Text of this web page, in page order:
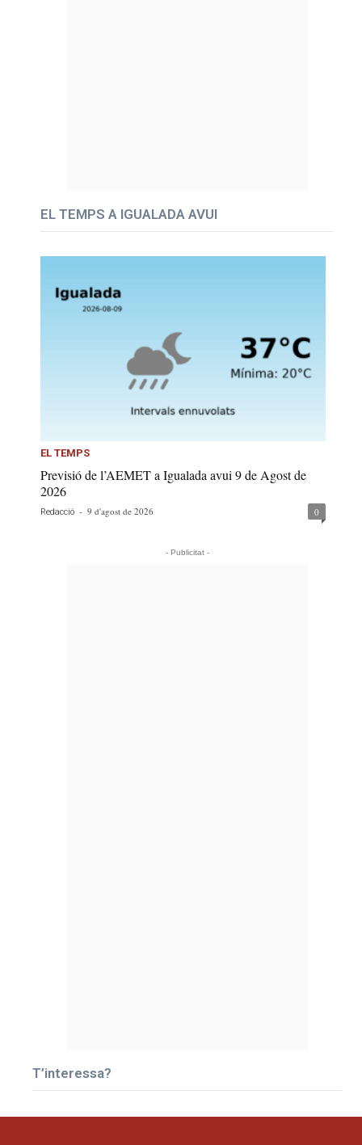
EL TEMPS A IGUALADA AVUI
EL TEMPS
Previsió de l’AEMET a Igualada avui 9 de Agost de
2026
Redacció - 9 d'agost de 2026 0
- Publicitat -
T’interessa?